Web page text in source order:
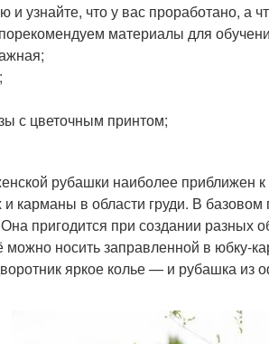
и узнайте, что у вас проработано, а
материалы для
с цветочным принтом;
рубашки наиболее приближен
карманы в области груди. В
пригодится при создании
можно носить заправленной в юбку-
яркое колье — и рубашка из